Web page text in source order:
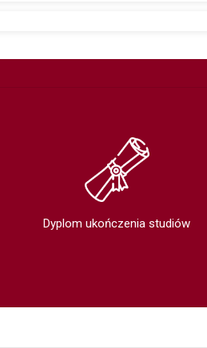
Dyplom ukończenia studiów